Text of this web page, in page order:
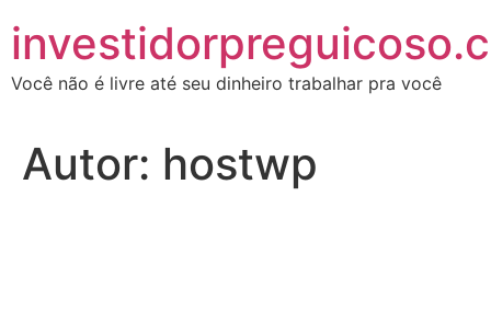
Você não é livre até seu dinheiro trabalhar pra você
Autor: hostwp